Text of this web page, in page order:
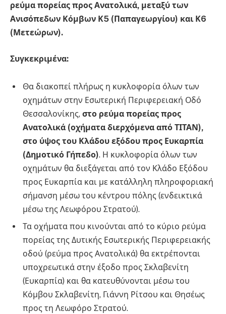
ρεύμα πορείας προς Ανατολικά, μεταξύ των
Ανισόπεδων Κόμβων Κ5 (Παπαγεωργίου) και Κ6
(Μετεώρων).
Συγκεκριμένα:
Θα διακοπεί πλήρως η κυκλοφορία όλων των
οχημάτων στην Εσωτερική Περιφερειακή Οδό
Θεσσαλονίκης, στο ρεύμα πορείας προς
Ανατολικά (οχήματα διερχόμενα από ΤΙΤΑΝ),
στο ύψος του Κλάδου εξόδου προς Ευκαρπία
(Δημοτικό Γήπεδο). Η κυκλοφορία όλων των
οχημάτων θα διεξάγεται από τον Κλάδο Εξόδου
προς Ευκαρπία και με κατάλληλη πληροφοριακή
σήμανση μέσω του κέντρου πόλης (ενδεικτικά
μέσω της Λεωφόρου Στρατού).
Τα οχήματα που κινούνται από το κύριο ρεύμα
πορείας της Δυτικής Εσωτερικής Περιφερειακής
οδού (ρεύμα προς Ανατολικά) θα εκτρέπονται
υποχρεωτικά στην έξοδο προς Σκλαβενίτη
(Ευκαρπία) και θα κατευθύνονται μέσω του
Κόμβου Σκλαβενίτη, Γιάννη Ρίτσου και Θησέως
προς τη Λεωφόρο Στρατού.